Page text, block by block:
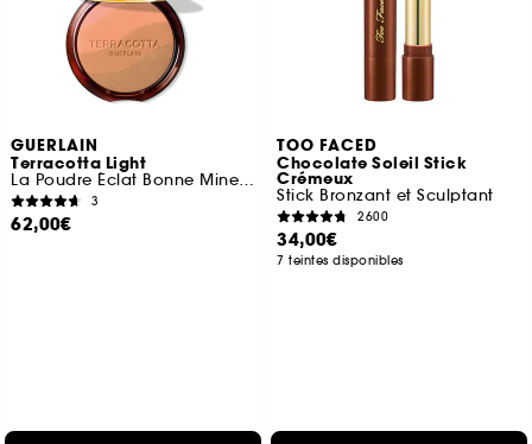
GUERLAIN
Terracotta Light
La Poudre Éclat Bonne Mine Naturelle Édition Limitée
3
62,00€
TOO FACED
Chocolate Soleil Stick
Crémeux
Stick Bronzant et Sculptant
2600
34,00€
7 teintes disponibles